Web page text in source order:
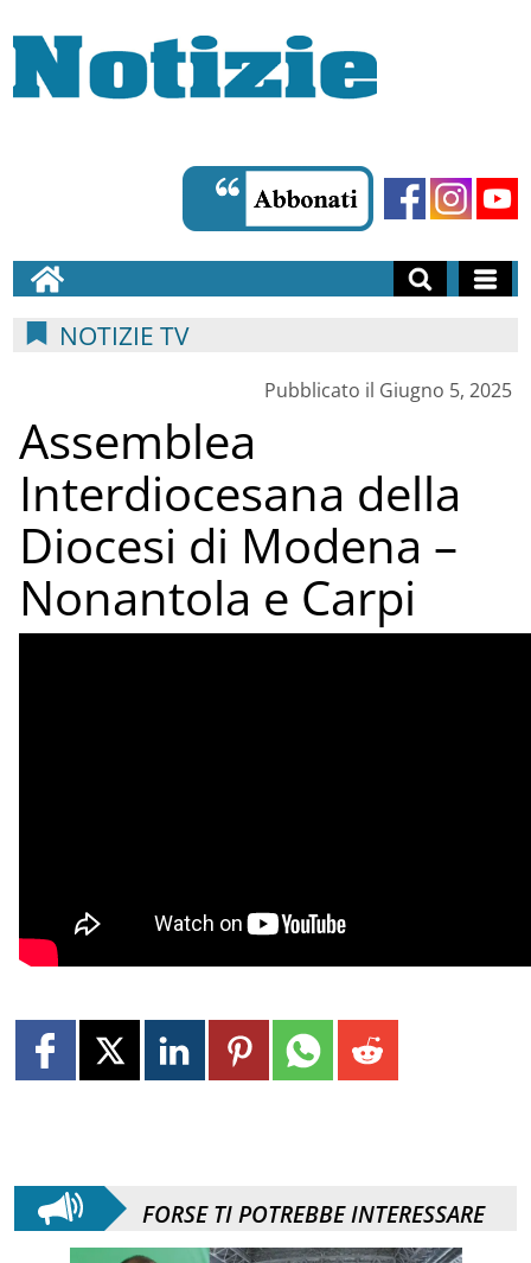
NOTIZIE TV
Pubblicato il Giugno 5, 2025
Assemblea
Interdiocesana della
Diocesi di Modena –
Nonantola e Carpi
FORSE TI POTREBBE INTERESSARE